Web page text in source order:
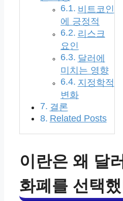
비트코인
에 긍정적
리스크
요인
달러에
미치는 영향
지정학적
변화
결론
Related Posts
이란은 왜 달
화폐를 선택